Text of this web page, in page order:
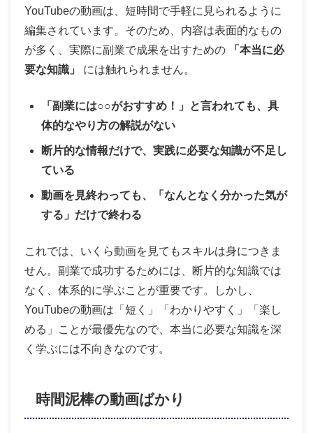
YouTubeの動画は、短時間で手軽に見られるように
編集されています。そのため、内容は表面的なもの
が多く、実際に副業で成果を出すための
「本当に必
要な知識」
には触れられません。
「副業には○○がおすすめ！」と言われても、具
体的なやり方の解説がない
断片的な情報だけで、実践に必要な知識が不足し
ている
動画を見終わっても、「なんとなく分かった気が
する」だけで終わる
これでは、いくら動画を見てもスキルは身につきま
せん。副業で成功するためには、断片的な知識では
なく、体系的に学ぶことが重要です。しかし、
YouTubeの動画は「短く」「わかりやすく」「楽し
める」ことが最優先なので、本当に必要な知識を深
く学ぶには不向きなのです。
時間泥棒の動画ばかり